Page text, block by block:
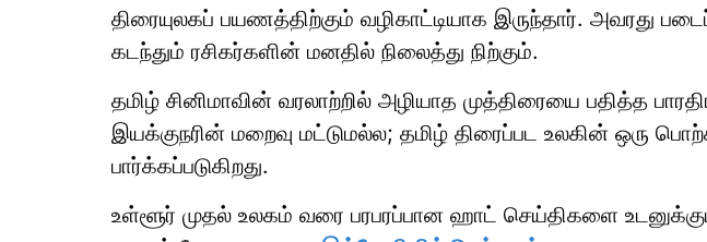
திரையுலகப் பயணத்திற்கும் வழிகாட்டியாக இருந்தார். அவரது
கடந்தும் ரசிகர்களின் மனதில் நிலைத்து நிற்கும்.
தமிழ் சினிமாவின் வரலாற்றில் அழியாத முத்திரையை பதித்த
இயக்குநரின் மறைவு மட்டுமல்ல; தமிழ் திரைப்பட உலகின் ஒரு
பார்க்கப்படுகிறது.
உள்ளூர் முதல் உலகம் வரை பரபரப்பான ஹாட் செய்திகளை